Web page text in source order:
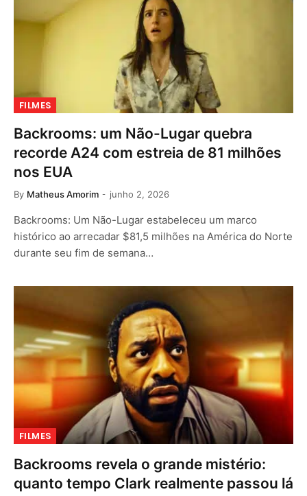
FILMES
Backrooms: um Não-Lugar quebra
recorde A24 com estreia de 81 milhões
nos EUA
By Matheus Amorim junho 2, 2026
Backrooms: Um Não-Lugar estabeleceu um marco
histórico ao arrecadar $81,5 milhões na América do Norte
durante seu fim de semana…
FILMES
Backrooms revela o grande mistério:
quanto tempo Clark realmente passou lá